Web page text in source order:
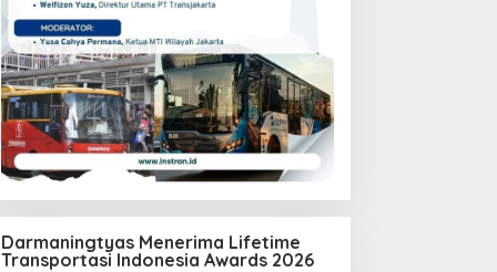
Darmaningtyas Menerima Lifetime
Transportasi Indonesia Awards 2026